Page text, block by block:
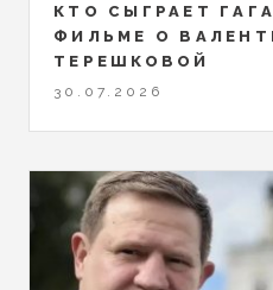
КТО СЫГРАЕТ
ФИЛЬМЕ О
ТЕРЕШКОВОЙ
30.07.2026